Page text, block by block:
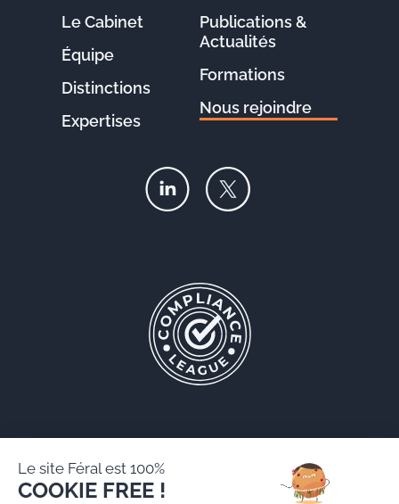
Le Cabinet
Équipe
Distinctions
Expertises
Publications &
Actualités
Formations
Nous rejoindre
Le site Féral est 100%
COOKIE FREE !